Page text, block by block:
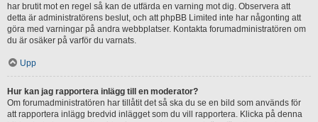
har brutit mot en regel så kan de utfärda en varning mot dig. Observera att
detta är administratörens beslut, och att phpBB Limited inte har någonting att
göra med varningar på andra webbplatser. Kontakta forumadministratören om
du är osäker på varför du varnats.
Upp
Hur kan jag rapportera inlägg till en moderator?
Om forumadministratören har tillåtit det så ska du se en bild som används för
att rapportera inlägg bredvid inlägget som du vill rapportera. Klicka på denna